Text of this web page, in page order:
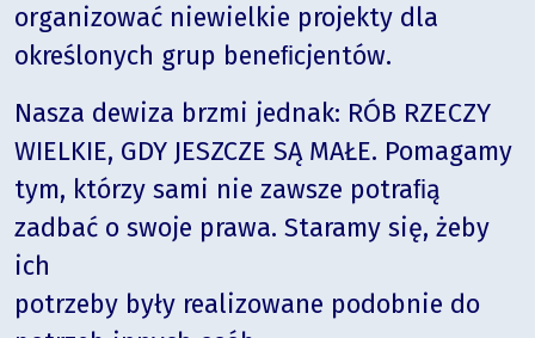
organizować niewielkie projekty dla
określonych grup beneﬁcjentów.
Nasza dewiza brzmi jednak: RÓB RZECZY
WIELKIE, GDY JESZCZE SĄ MAŁE. Pomagamy
tym, którzy sami nie zawsze potraﬁą
zadbać o swoje prawa. Staramy się, żeby
ich
potrzeby były realizowane podobnie do